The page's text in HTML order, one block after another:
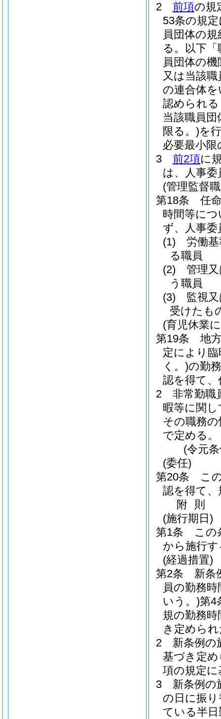
2
前項の規
53条の規
員団体の
る。以下
員団体の
又は当該
の連合体
認められ
当該職員
限る。)を
必要最小
3
前2項に
は、人事
(管理監督
第18条
任
時間等に
ず、人事
(1)
労働
る職員
(2)
管理
う職員
(3)
監視
受けたも
(育児休業
第19条
地
定により
く。)の勤
認を得て
2
非常勤職
暇等に関
その職務
で定める。
(令元
(委任)
第20条
こ
認を得て
附 則
(施行期日)
第1条
この
から施行
(経過措置)
第2条
新条
員の勤務
いう。)第4
規の勤務
き定めら
2
新条例の
基づき定
項の規定
3
新条例の
の日に振
ている半